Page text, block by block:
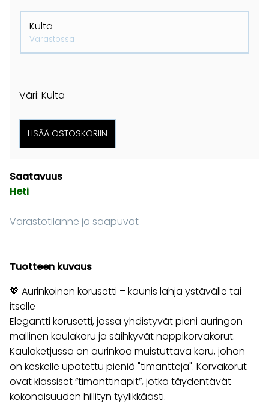
Kulta
Varastossa
Väri: Kulta
Saatavuus
Heti
Varastotilanne ja saapuvat
Tuotteen kuvaus
💖 Aurinkoinen korusetti – kaunis lahja ystävälle tai
itselle
Elegantti korusetti, jossa yhdistyvät pieni auringon
mallinen kaulakoru ja säihkyvät nappikorvakorut.
Kaulaketjussa on aurinkoa muistuttava koru, johon
on keskelle upotettu pieniä "timantteja". Korvakorut
ovat klassiset “timanttinapit”, jotka täydentävät
kokonaisuuden hillityn tyylikkäästi.